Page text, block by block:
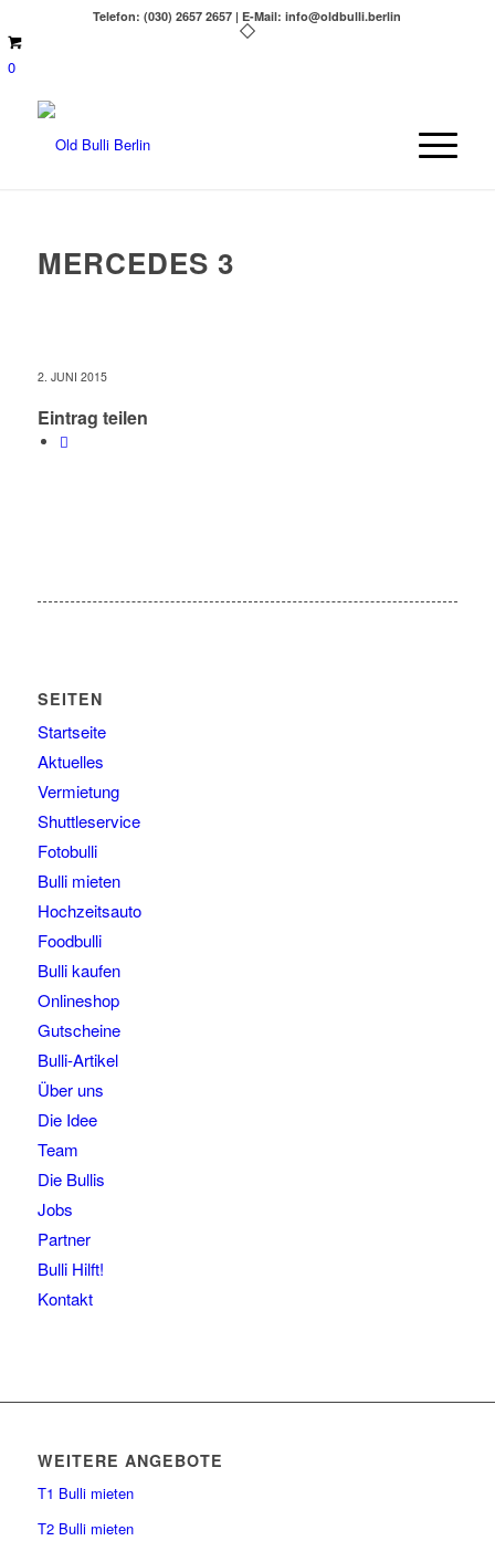
Telefon: (030) 2657 2657 | E-Mail: info@oldbulli.berlin
0
MERCEDES 3
2. JUNI 2015
Eintrag teilen
SEITEN
Startseite
Aktuelles
Vermietung
Shuttleservice
Fotobulli
Bulli mieten
Hochzeitsauto
Foodbulli
Bulli kaufen
Onlineshop
Gutscheine
Bulli-Artikel
Über uns
Die Idee
Team
Die Bullis
Jobs
Partner
Bulli Hilft!
Kontakt
WEITERE ANGEBOTE
T1 Bulli mieten
T2 Bulli mieten